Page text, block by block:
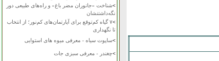
>شناخت «جانوران مضر باغ» و راه‌های طبیعی دور
نگه‌داشتنشان
>
۷ گیاه کم‌توقع برای آپارتمان‌های کم‌نور؛ از انتخاب
تا نگهداری
>ساپوت سیاه - معرفی میوه های استوایی
>چغندر - معرفی سبزی جات